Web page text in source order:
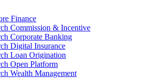
Finance
Commission & Incentive
Corporate Banking
Digital Insurance
Loan Origination
Open Platform
Wealth Management